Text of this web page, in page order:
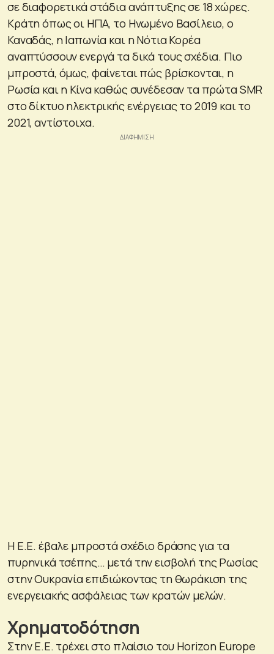
σε διαφορετικά στάδια ανάπτυξης σε 18 χώρες.
Κράτη όπως οι ΗΠΑ, το Ηνωμένο Βασίλειο, ο
Καναδάς, η Ιαπωνία και η Νότια Κορέα
αναπτύσσουν ενεργά τα δικά τους σχέδια. Πιο
μπροστά, όμως, φαίνεται πώς βρίσκονται, η
Ρωσία και η Κίνα καθώς συνέδεσαν τα πρώτα SMR
στο δίκτυο ηλεκτρικής ενέργειας το 2019 και το
2021, αντίστοιχα.
Η Ε.Ε. έβαλε μπροστά σχέδιο δράσης για τα
πυρηνικά τσέπης… μετά την εισβολή της Ρωσίας
στην Ουκρανία επιδιώκοντας τη θωράκιση της
ενεργειακής ασφάλειας των κρατών μελών.
Χρηματοδότηση
Στην Ε.Ε. τρέχει στο πλαίσιο του Horizon Europe